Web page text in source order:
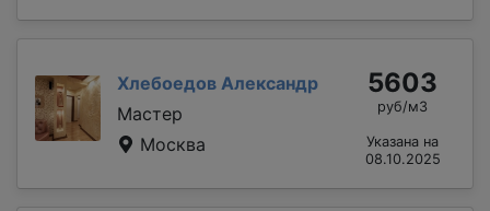
Хлебоедов Александр
Мастер
Москва
5603
руб/м3
Указана на
08.10.2025